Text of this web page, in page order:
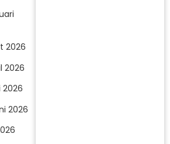
2026
2026
2026
2026